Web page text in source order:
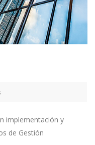
implementación y
de Gestión